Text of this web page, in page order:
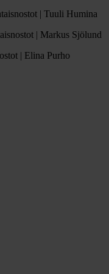
| Tuuli Humina
| Markus Sjölund
| Elina Purho